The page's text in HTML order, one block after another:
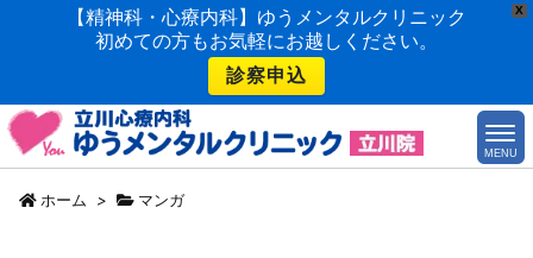
X
【精神科・心療内科】ゆうメンタルクリニック
初めての方もお気軽にお越しください。
診察申込
MENU
ホーム > マンガ